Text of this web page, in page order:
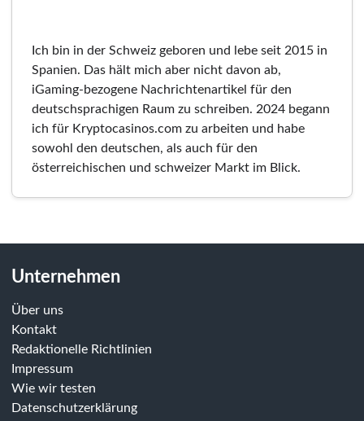
Ich bin in der Schweiz geboren und lebe seit 2015 in
Spanien. Das hält mich aber nicht davon ab,
iGaming-bezogene Nachrichtenartikel für den
deutschsprachigen Raum zu schreiben. 2024 begann
ich für Kryptocasinos.com zu arbeiten und habe
sowohl den deutschen, als auch für den
österreichischen und schweizer Markt im Blick.
Unternehmen
Über uns
Kontakt
Redaktionelle Richtlinien
Impressum
Wie wir testen
Datenschutzerklärung